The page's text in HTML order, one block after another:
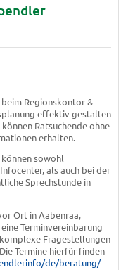
Regionskontor &
effektiv gestalten
Ratsuchende ohne
erhalten.
sowohl
als auch bei der
Sprechstunde in
Ort in Aabenraa,
Terminvereinbarung
Fragestellungen
Termine hierfür finden
de/beratung/